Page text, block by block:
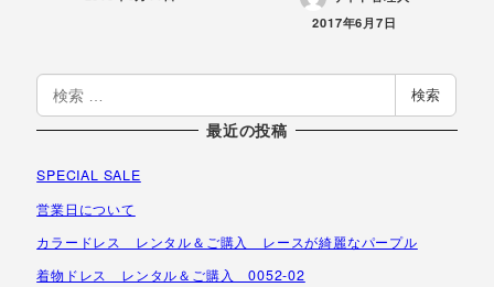
投稿日
2017年6月7日
索
検索
最近の投稿
SPECIAL SALE
営業日について
カラードレス レンタル＆ご購入 レースが綺麗なパープル
着物ドレス レンタル＆ご購入 0052-02